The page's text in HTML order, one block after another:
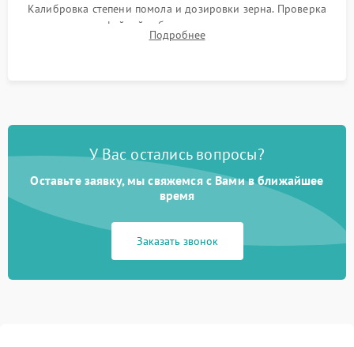
Калибровка степени помола и дозировки зерна. Проверка
плотности кофейной таблетки, температуры напитка и
качества молочной пены. Контроль отсутствия посторонних
Подробнее
У Вас остались вопросы?
Оставьте заявку, мы свяжемся с Вами в ближайшее
время
Заказать звонок